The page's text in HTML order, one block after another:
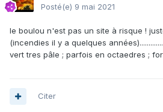
Posté(e) 9 mai 2021
le boulou n'est pas un site à risque !
(incendies il y a quelques
vert tres pâle ; parfois en octaedres ;
Citer